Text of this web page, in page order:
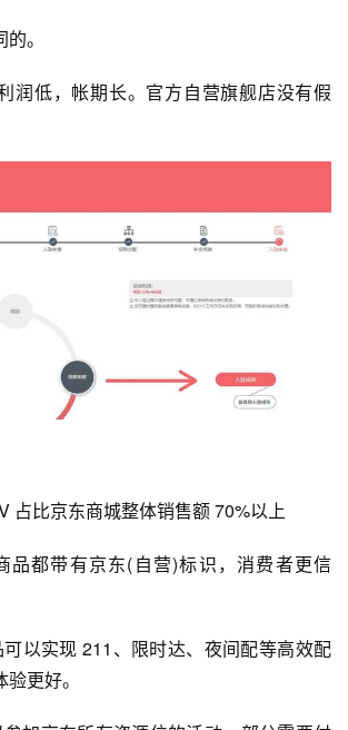
。
润低，帐期长。官方自营旗舰店没有假
占比京东商城整体销售额 70%以上
品都带有京东(自营)标识，消费者更信
以实现 211、限时达、夜间配等高效配
更好。